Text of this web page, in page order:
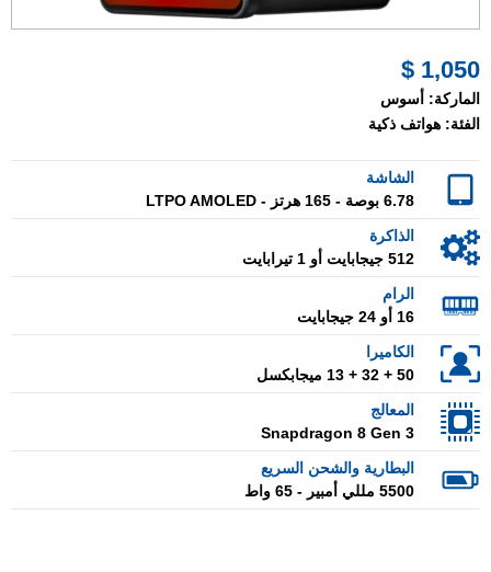
1,050 $
الماركة: أسوس
الفئة: هواتف ذكية
الشاشة
6.78 بوصة - 165 هرتز - LTPO AMOLED
الذاكرة
512 جيجابايت أو 1 تيرابايت
الرام
16 أو 24 جيجابايت
الكاميرا
50 + 32 + 13 ميجابكسل
المعالج
Snapdragon 8 Gen 3
البطارية والشحن السريع
5500 مللي أمبير - 65 واط